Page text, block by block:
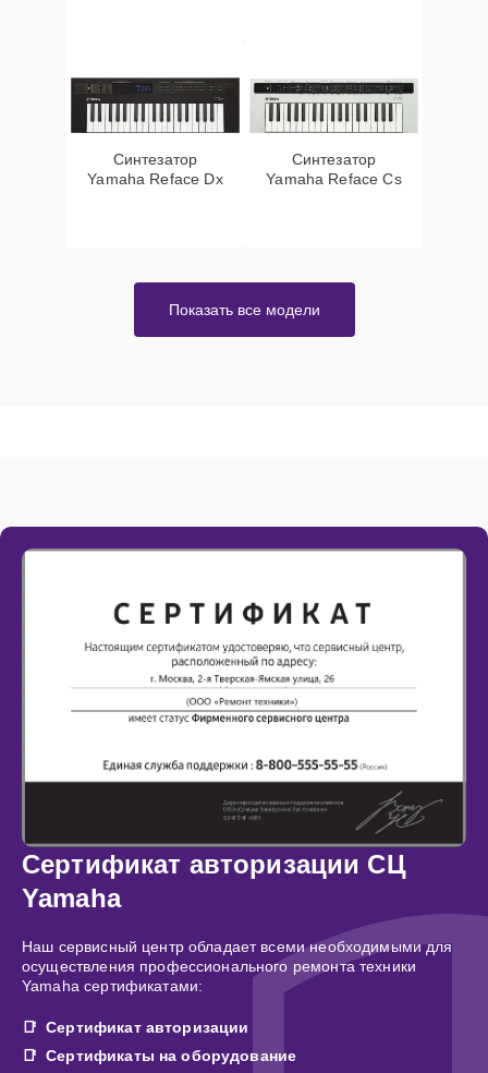
Синтезатор
Yamaha Reface Dx
Синтезатор
Yamaha Reface Cs
Показать все модели
Сертификат авторизации СЦ
Yamaha
Наш сервисный центр обладает всеми необходимыми для
осуществления профессионального ремонта техники
Yamaha сертификатами:
Сертификат авторизации
Сертификаты на оборудование